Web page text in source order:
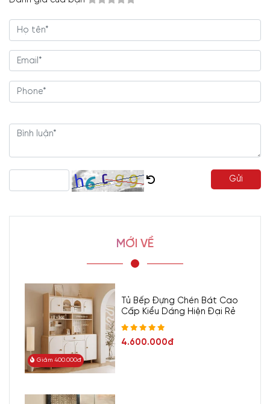
Gửi
MỚI VỀ
Giảm 400.000đ
Tủ Bếp Đựng Chén Bát Cao
Cấp Kiểu Dáng Hiện Đại Rẻ
4.600.000đ